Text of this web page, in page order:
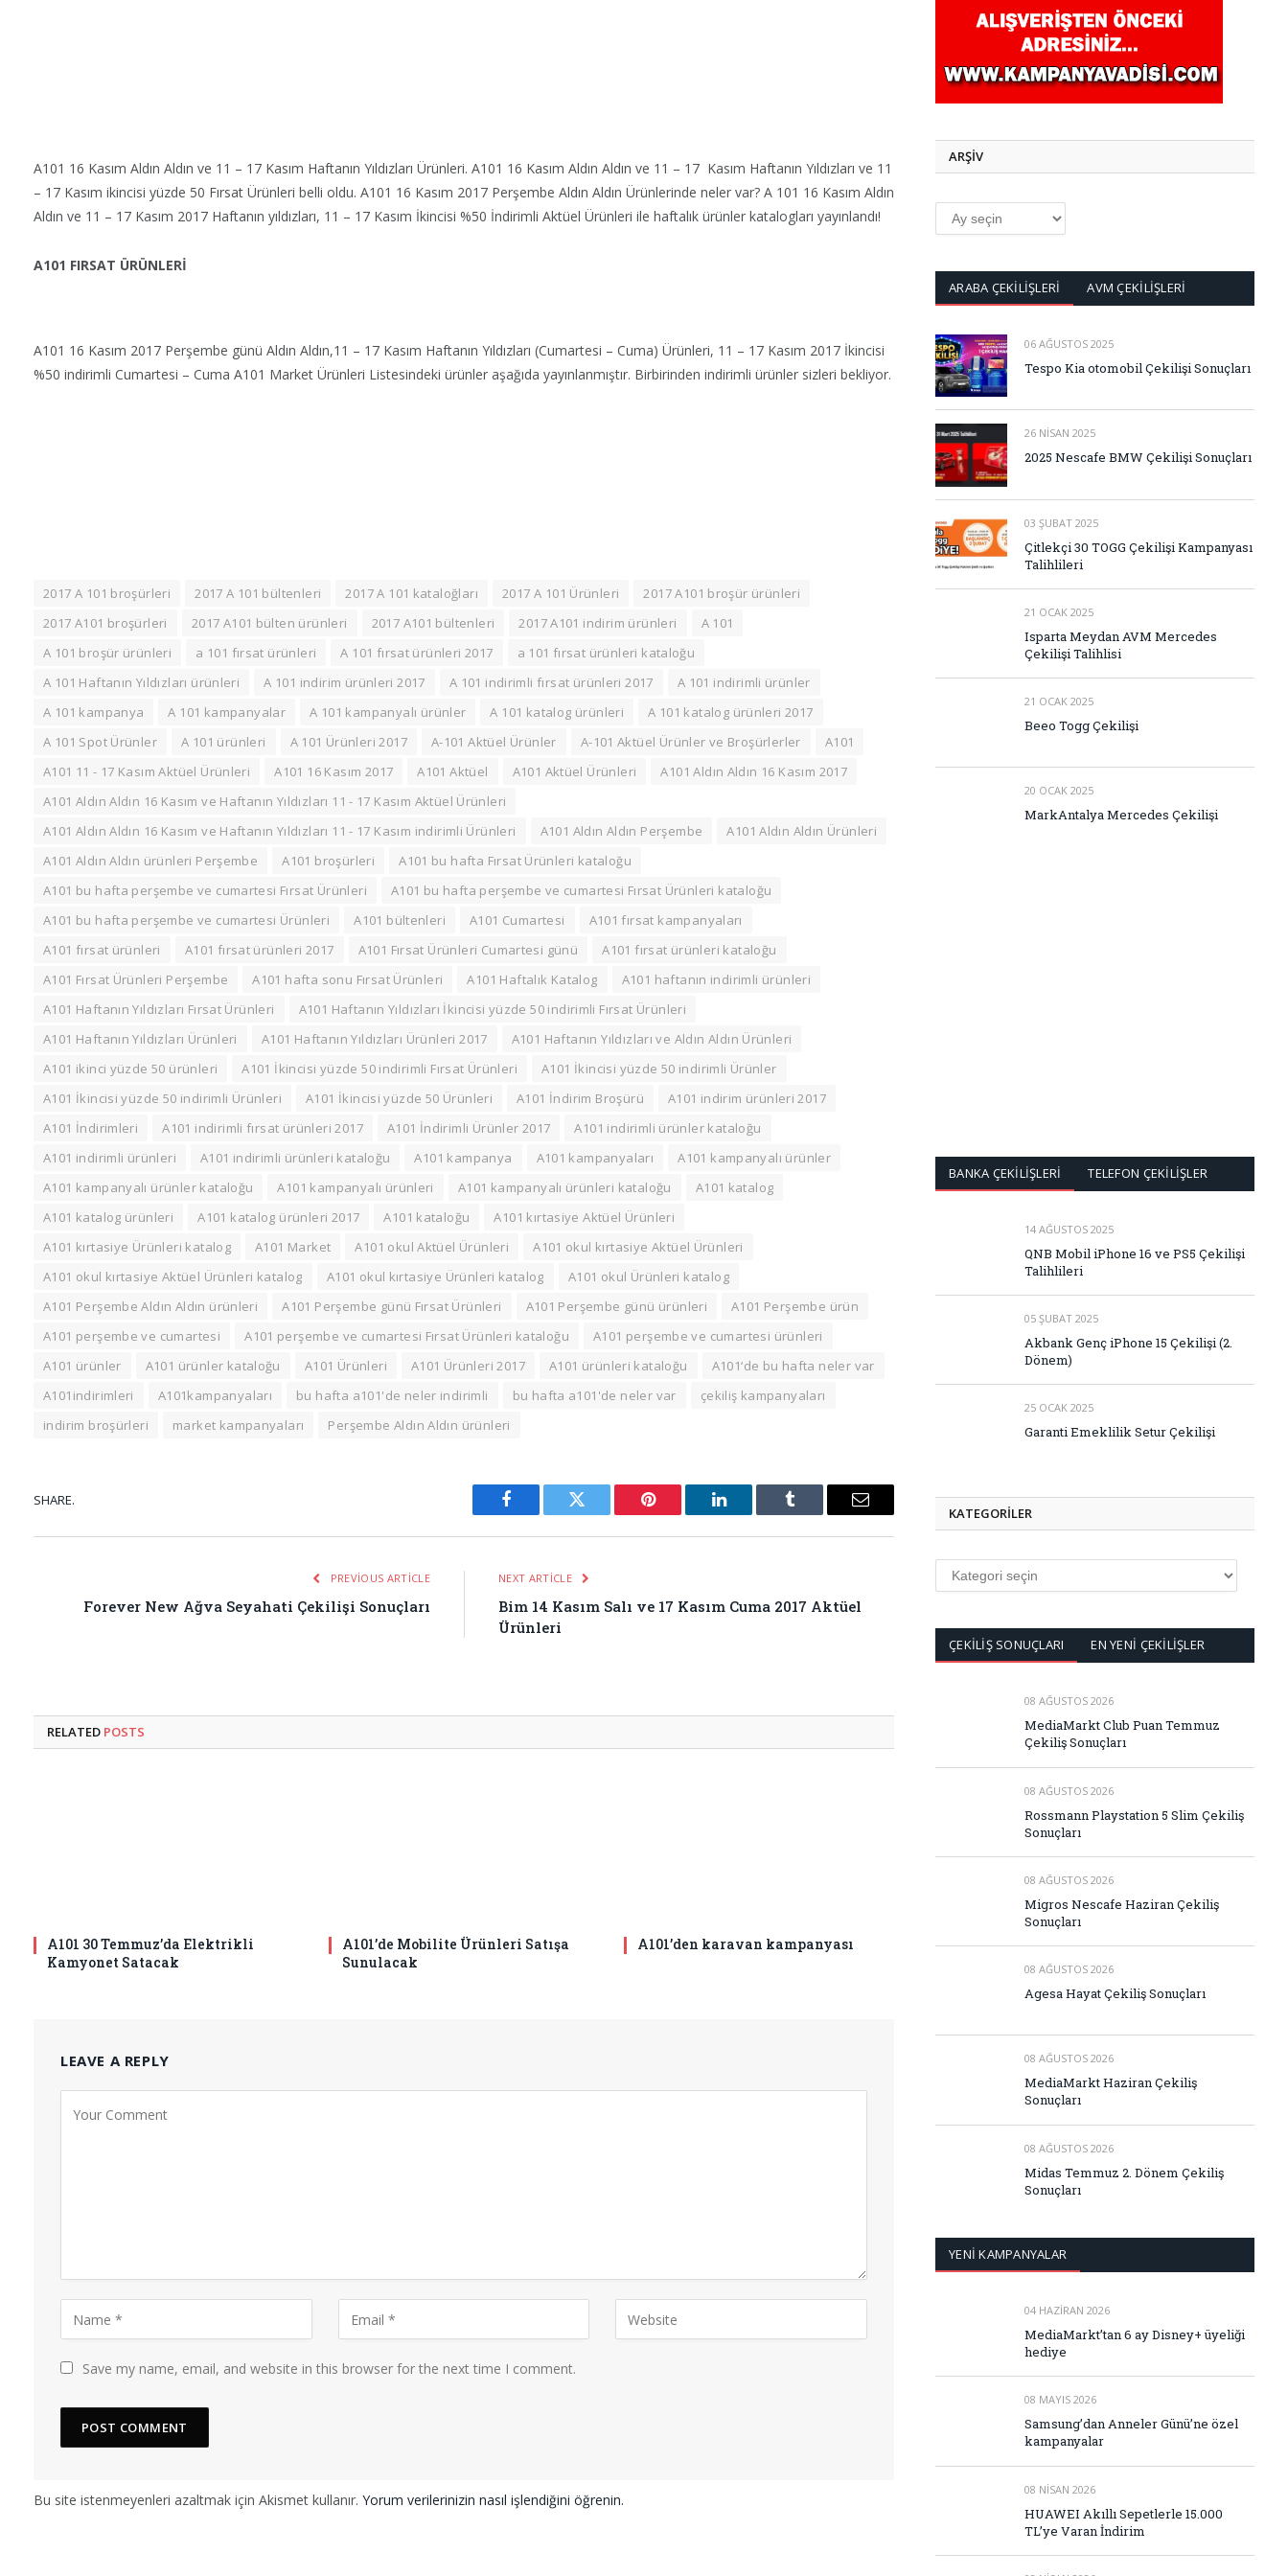
A101 16 Kasım Aldın Aldın ve 11 – 17 Kasım Haftanın Yıldızları Ürünleri. A101 16 Kasım Aldın Aldın ve 11 – 17 Kasım Haftanın Yıldızları ve 11
– 17 Kasım ikincisi yüzde 50 Fırsat Ürünleri belli oldu. A101 16 Kasım 2017 Perşembe Aldın Aldın Ürünlerinde neler var? A 101 16 Kasım Aldın
Aldın ve 11 – 17 Kasım 2017 Haftanın yıldızları, 11 – 17 Kasım İkincisi %50 İndirimli Aktüel Ürünleri ile haftalık ürünler katalogları yayınlandı!
A101 FIRSAT ÜRÜNLERİ
A101 16 Kasım 2017 Perşembe günü Aldın Aldın,11 – 17 Kasım Haftanın Yıldızları (Cumartesi – Cuma) Ürünleri, 11 – 17 Kasım 2017 İkincisi
%50 indirimli Cumartesi – Cuma A101 Market Ürünleri Listesindeki ürünler aşağıda yayınlanmıştır. Birbirinden indirimli ürünler sizleri bekliyor.
2017 A 101 broşürleri 2017 A 101 bültenleri 2017 A 101 kataloğları 2017 A 101 Ürünleri
2017 A101 broşür ürünleri
2017 A101 broşürleri
2017 A101 bülten ürünleri 2017 A101 bültenleri 2017 A101 indirim ürünleri
A 101
A 101 broşür ürünleri
a 101 fırsat ürünleri A 101 fırsat ürünleri 2017
a 101 fırsat ürünleri kataloğu
A 101 Haftanın Yıldızları ürünleri
A 101 indirim ürünleri 2017 A 101 indirimli fırsat ürünleri 2017
A 101 indirimli ürünler
A 101 kampanya
A 101 kampanyalar A 101 kampanyalı ürünler A 101 katalog ürünleri
A 101 katalog ürünleri 2017
A 101 Spot Ürünler
A 101 ürünleri A 101 Ürünleri 2017 A-101 Aktüel Ürünler A-101 Aktüel Ürünler ve Broşürlerler
A101
A101 11 - 17 Kasım Aktüel Ürünleri
A101 16 Kasım 2017 A101 Aktüel A101 Aktüel Ürünleri
A101 Aldın Aldın 16 Kasım 2017
A101 Aldın Aldın 16 Kasım ve Haftanın Yıldızları 11 - 17 Kasım Aktüel Ürünleri
A101 Aldın Aldın 16 Kasım ve Haftanın Yıldızları 11 - 17 Kasım indirimli Ürünleri
A101 Aldın Aldın Perşembe
A101 Aldın Aldın Ürünleri
A101 Aldın Aldın ürünleri Perşembe
A101 broşürleri
A101 bu hafta Fırsat Ürünleri kataloğu
A101 bu hafta perşembe ve cumartesi Fırsat Ürünleri
A101 bu hafta perşembe ve cumartesi Fırsat Ürünleri kataloğu
A101 bu hafta perşembe ve cumartesi Ürünleri
A101 bültenleri A101 Cumartesi
A101 fırsat kampanyaları
A101 fırsat ürünleri
A101 fırsat ürünleri 2017 A101 Fırsat Ürünleri Cumartesi günü
A101 fırsat ürünleri kataloğu
A101 Fırsat Ürünleri Perşembe
A101 hafta sonu Fırsat Ürünleri A101 Haftalık Katalog
A101 haftanın indirimli ürünleri
A101 Haftanın Yıldızları Fırsat Ürünleri
A101 Haftanın Yıldızları İkincisi yüzde 50 indirimli Fırsat Ürünleri
A101 Haftanın Yıldızları Ürünleri
A101 Haftanın Yıldızları Ürünleri 2017
A101 Haftanın Yıldızları ve Aldın Aldın Ürünleri
A101 ikinci yüzde 50 ürünleri
A101 İkincisi yüzde 50 indirimli Fırsat Ürünleri
A101 İkincisi yüzde 50 indirimli Ürünler
A101 İkincisi yüzde 50 indirimli Ürünleri
A101 İkincisi yüzde 50 Ürünleri A101 İndirim Broşürü
A101 indirim ürünleri 2017
A101 İndirimleri
A101 indirimli fırsat ürünleri 2017 A101 İndirimli Ürünler 2017
A101 indirimli ürünler kataloğu
A101 indirimli ürünleri
A101 indirimli ürünleri kataloğu A101 kampanya A101 kampanyaları
A101 kampanyalı ürünler
A101 kampanyalı ürünler kataloğu
A101 kampanyalı ürünleri A101 kampanyalı ürünleri kataloğu
A101 katalog
A101 katalog ürünleri
A101 katalog ürünleri 2017 A101 kataloğu
A101 kırtasiye Aktüel Ürünleri
A101 kırtasiye Ürünleri katalog
A101 Market A101 okul Aktüel Ürünleri
A101 okul kırtasiye Aktüel Ürünleri
A101 okul kırtasiye Aktüel Ürünleri katalog
A101 okul kırtasiye Ürünleri katalog
A101 okul Ürünleri katalog
A101 Perşembe Aldın Aldın ürünleri
A101 Perşembe günü Fırsat Ürünleri A101 Perşembe günü ürünleri
A101 Perşembe ürün
A101 perşembe ve cumartesi
A101 perşembe ve cumartesi Fırsat Ürünleri kataloğu
A101 perşembe ve cumartesi ürünleri
A101 ürünler
A101 ürünler kataloğu A101 Ürünleri A101 Ürünleri 2017 A101 ürünleri kataloğu
A101‘de bu hafta neler var
A101indirimleri
A101kampanyaları bu hafta a101'de neler indirimli bu hafta a101'de neler var
çekiliş kampanyaları
indirim broşürleri
market kampanyaları Perşembe Aldın Aldın ürünleri
SHARE.
Facebook Twitter Pinterest LinkedIn Tumblr Email
PREVIOUS ARTICLE
Forever New Ağva Seyahati Çekilişi Sonuçları
NEXT ARTICLE
Bim 14 Kasım Salı ve 17 Kasım Cuma 2017 Aktüel
Ürünleri
RELATED POSTS
A101 30 Temmuz’da Elektrikli
Kamyonet Satacak
A101’de Mobilite Ürünleri Satışa
Sunulacak
A101’den karavan kampanyası
LEAVE A REPLY
Save my name, email, and website in this browser for the next time I comment.
Bu site istenmeyenleri azaltmak için Akismet kullanır. Yorum verilerinizin nasıl işlendiğini öğrenin.
ARŞİV
ARŞİV
ARABA ÇEKİLİŞLERİ AVM ÇEKİLİŞLERİ
06 AĞUSTOS 2025
Tespo Kia otomobil Çekilişi Sonuçları
26 NISAN 2025
2025 Nescafe BMW Çekilişi Sonuçları
03 ŞUBAT 2025
Çitlekçi 30 TOGG Çekilişi Kampanyası
Talihlileri
21 OCAK 2025
Isparta Meydan AVM Mercedes
Çekilişi Talihlisi
21 OCAK 2025
Beeo Togg Çekilişi
20 OCAK 2025
MarkAntalya Mercedes Çekilişi
BANKA ÇEKİLİŞLERİ TELEFON ÇEKİLİŞLER
14 AĞUSTOS 2025
QNB Mobil iPhone 16 ve PS5 Çekilişi
Talihlileri
05 ŞUBAT 2025
Akbank Genç iPhone 15 Çekilişi (2.
Dönem)
25 OCAK 2025
Garanti Emeklilik Setur Çekilişi
KATEGORİLER
KATEGORİLER
ÇEKİLİŞ SONUÇLARI EN YENİ ÇEKİLİŞLER
08 AĞUSTOS 2026
MediaMarkt Club Puan Temmuz
Çekiliş Sonuçları
08 AĞUSTOS 2026
Rossmann Playstation 5 Slim Çekiliş
Sonuçları
08 AĞUSTOS 2026
Migros Nescafe Haziran Çekiliş
Sonuçları
08 AĞUSTOS 2026
Agesa Hayat Çekiliş Sonuçları
08 AĞUSTOS 2026
MediaMarkt Haziran Çekiliş
Sonuçları
08 AĞUSTOS 2026
Midas Temmuz 2. Dönem Çekiliş
Sonuçları
YENİ KAMPANYALAR
04 HAZIRAN 2026
MediaMarkt’tan 6 ay Disney+ üyeliği
hediye
08 MAYIS 2026
Samsung’dan Anneler Günü’ne özel
kampanyalar
08 NISAN 2026
HUAWEI Akıllı Sepetlerle 15.000
TL’ye Varan İndirim